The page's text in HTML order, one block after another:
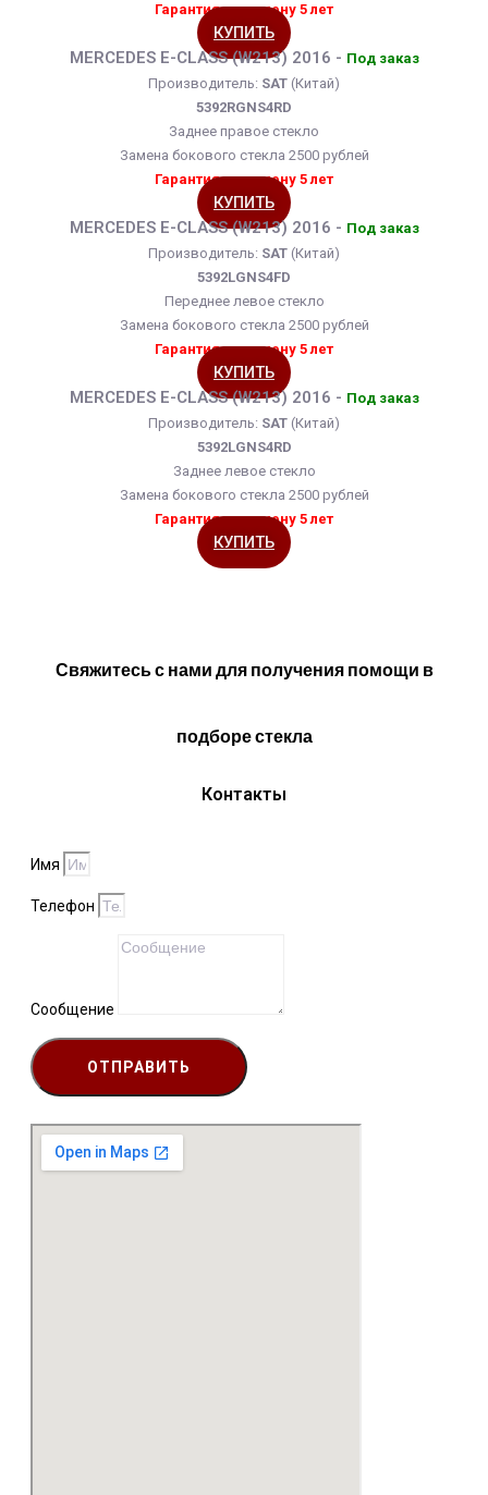
Гарантия на замену 5 лет
КУПИТЬ
MERCEDES E-CLASS (W213) 2016 - Под заказ
Производитель: SAT (Китай)
5392RGNS4RD
Заднее правое стекло
Замена бокового стекла 2500 рублей
Гарантия на замену 5 лет
КУПИТЬ
MERCEDES E-CLASS (W213) 2016 - Под заказ
Производитель: SAT (Китай)
5392LGNS4FD
Переднее левое стекло
Замена бокового стекла 2500 рублей
Гарантия на замену 5 лет
КУПИТЬ
MERCEDES E-CLASS (W213) 2016 - Под заказ
Производитель: SAT (Китай)
5392LGNS4RD
Заднее левое стекло
Замена бокового стекла 2500 рублей
Гарантия на замену 5 лет
КУПИТЬ
Свяжитесь с нами для получения помощи в
подборе стекла
Контакты
Имя
Телефон
Сообщение
ОТПРАВИТЬ